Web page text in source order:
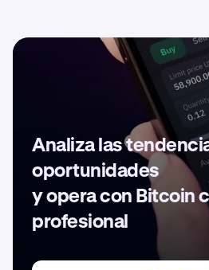
Analiza las
oportunidades
y opera con Bitcoin
profesional